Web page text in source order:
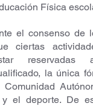
Física
el consenso de
ciertas
reservadas
la única
Comunidad
el deporte. De